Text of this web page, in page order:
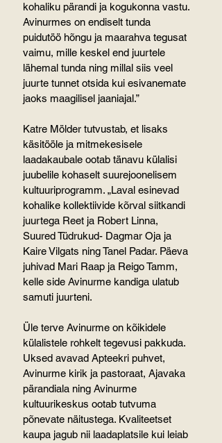
kohaliku pärandi ja kogukonna vastu.
Avinurmes on endiselt tunda
puidutöö hõngu ja maarahva tegusat
vaimu, mille keskel end juurtele
lähemal tunda ning millal siis veel
juurte tunnet otsida kui esivanemate
jaoks maagilisel jaaniajal.”
Katre Mölder tutvustab, et lisaks
käsitööle ja mitmekesisele
laadakaubale ootab tänavu külalisi
juubelile kohaselt suurejoonelisem
kultuuriprogramm. „Laval esinevad
kohalike kollektiivide kõrval siitkandi
juurtega Reet ja Robert Linna,
Suured Tüdrukud- Dagmar Oja ja
Kaire Vilgats ning Tanel Padar. Päeva
juhivad Mari Raap ja Reigo Tamm,
kelle side Avinurme kandiga ulatub
samuti juurteni.
Üle terve Avinurme on kõikidele
külalistele rohkelt tegevusi pakkuda.
Uksed avavad Apteekri puhvet,
Avinurme kirik ja pastoraat, Ajavaka
pärandiala ning Avinurme
kultuurikeskus ootab tutvuma
põnevate näitustega. Kvaliteetset
kaupa jagub nii laadaplatsile kui leiab